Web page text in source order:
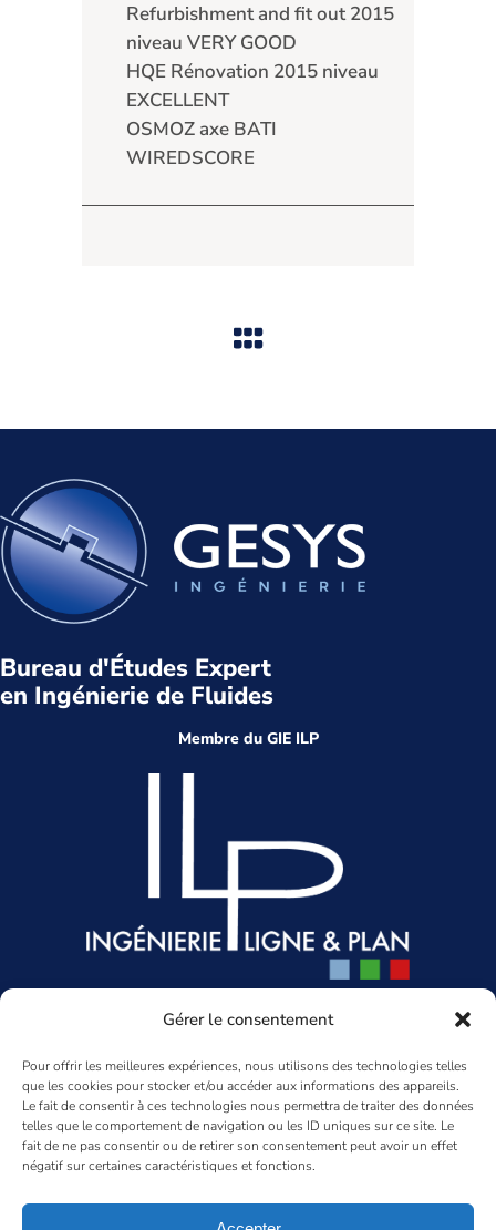
Gérer le consentement
Pour offrir les meilleures expériences, nous utilisons des technologies telles
que les cookies pour stocker et/ou accéder aux informations des appareils.
Le fait de consentir à ces technologies nous permettra de traiter des données
telles que le comportement de navigation ou les ID uniques sur ce site. Le
fait de ne pas consentir ou de retirer son consentement peut avoir un effet
négatif sur certaines caractéristiques et fonctions.
Refurbishment and fit out 2015
niveau VERY GOOD
HQE Rénovation 2015 niveau
EXCELLENT
OSMOZ axe BATI
WIREDSCORE
Bureau d'Études Expert
en Ingénierie de Fluides
Membre du GIE ILP
92000 Nanterre
01 47 80 11 10
gesys@gesys-ing.com
LinkedIn